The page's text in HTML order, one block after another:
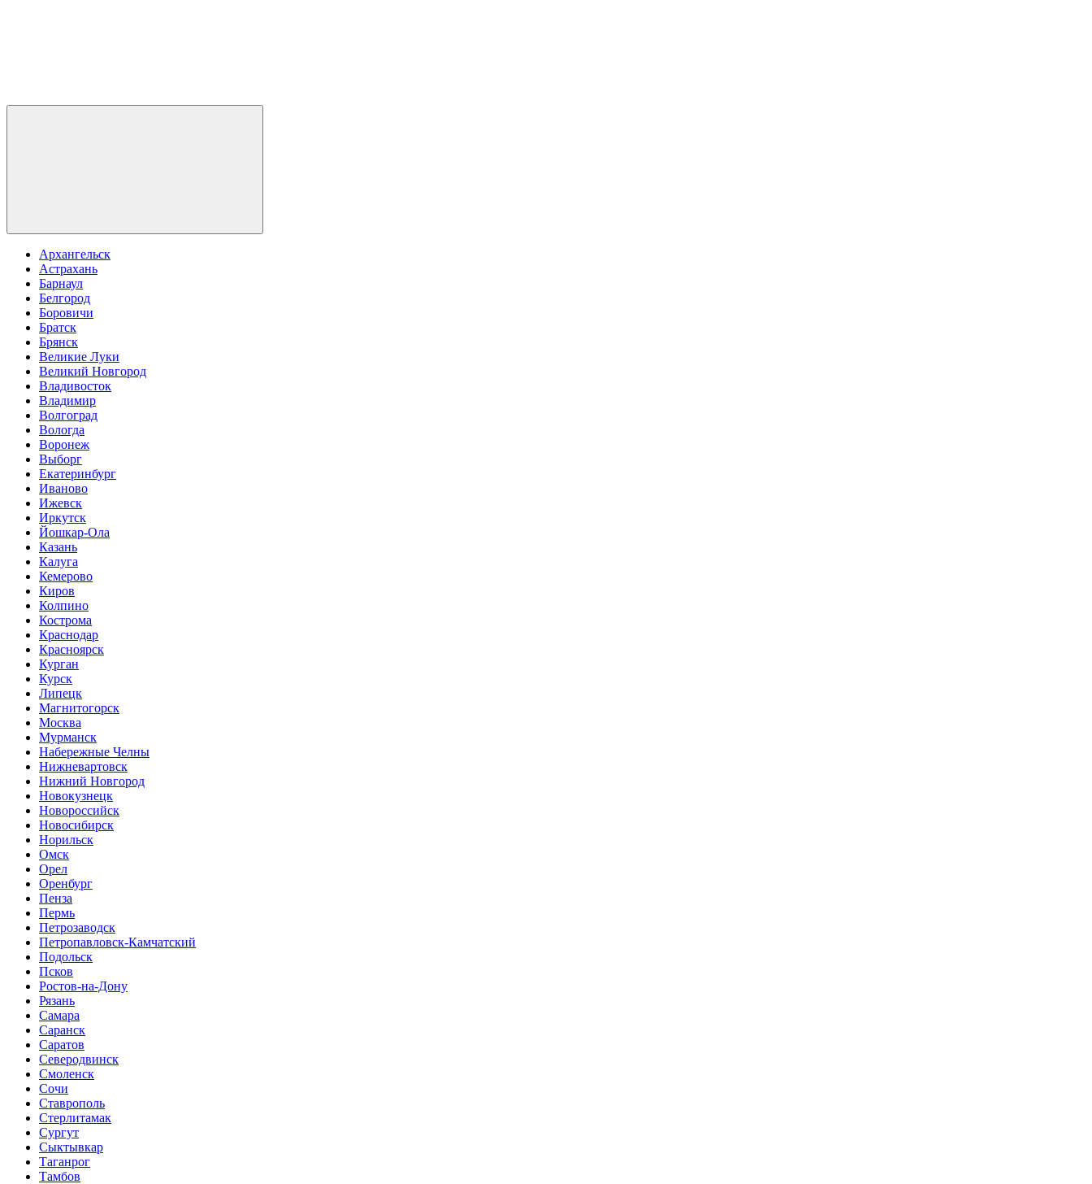
Архангельск
Астрахань
Барнаул
Белгород
Боровичи
Братск
Брянск
Великие Луки
Великий Новгород
Владивосток
Владимир
Волгоград
Вологда
Воронеж
Выборг
Екатеринбург
Иваново
Ижевск
Иркутск
Йошкар-Ола
Казань
Калуга
Кемерово
Киров
Колпино
Кострома
Краснодар
Красноярск
Курган
Курск
Липецк
Магнитогорск
Москва
Мурманск
Набережные Челны
Нижневартовск
Нижний Новгород
Новокузнецк
Новороссийск
Новосибирск
Норильск
Омск
Орел
Оренбург
Пенза
Пермь
Петрозаводск
Петропавловск-Камчатский
Подольск
Псков
Ростов-на-Дону
Рязань
Самара
Саранск
Саратов
Северодвинск
Смоленск
Сочи
Ставрополь
Стерлитамак
Сургут
Сыктывкар
Таганрог
Тамбов